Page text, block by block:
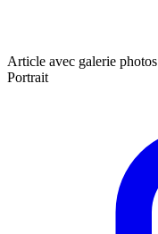
Article avec galerie photos
Portrait